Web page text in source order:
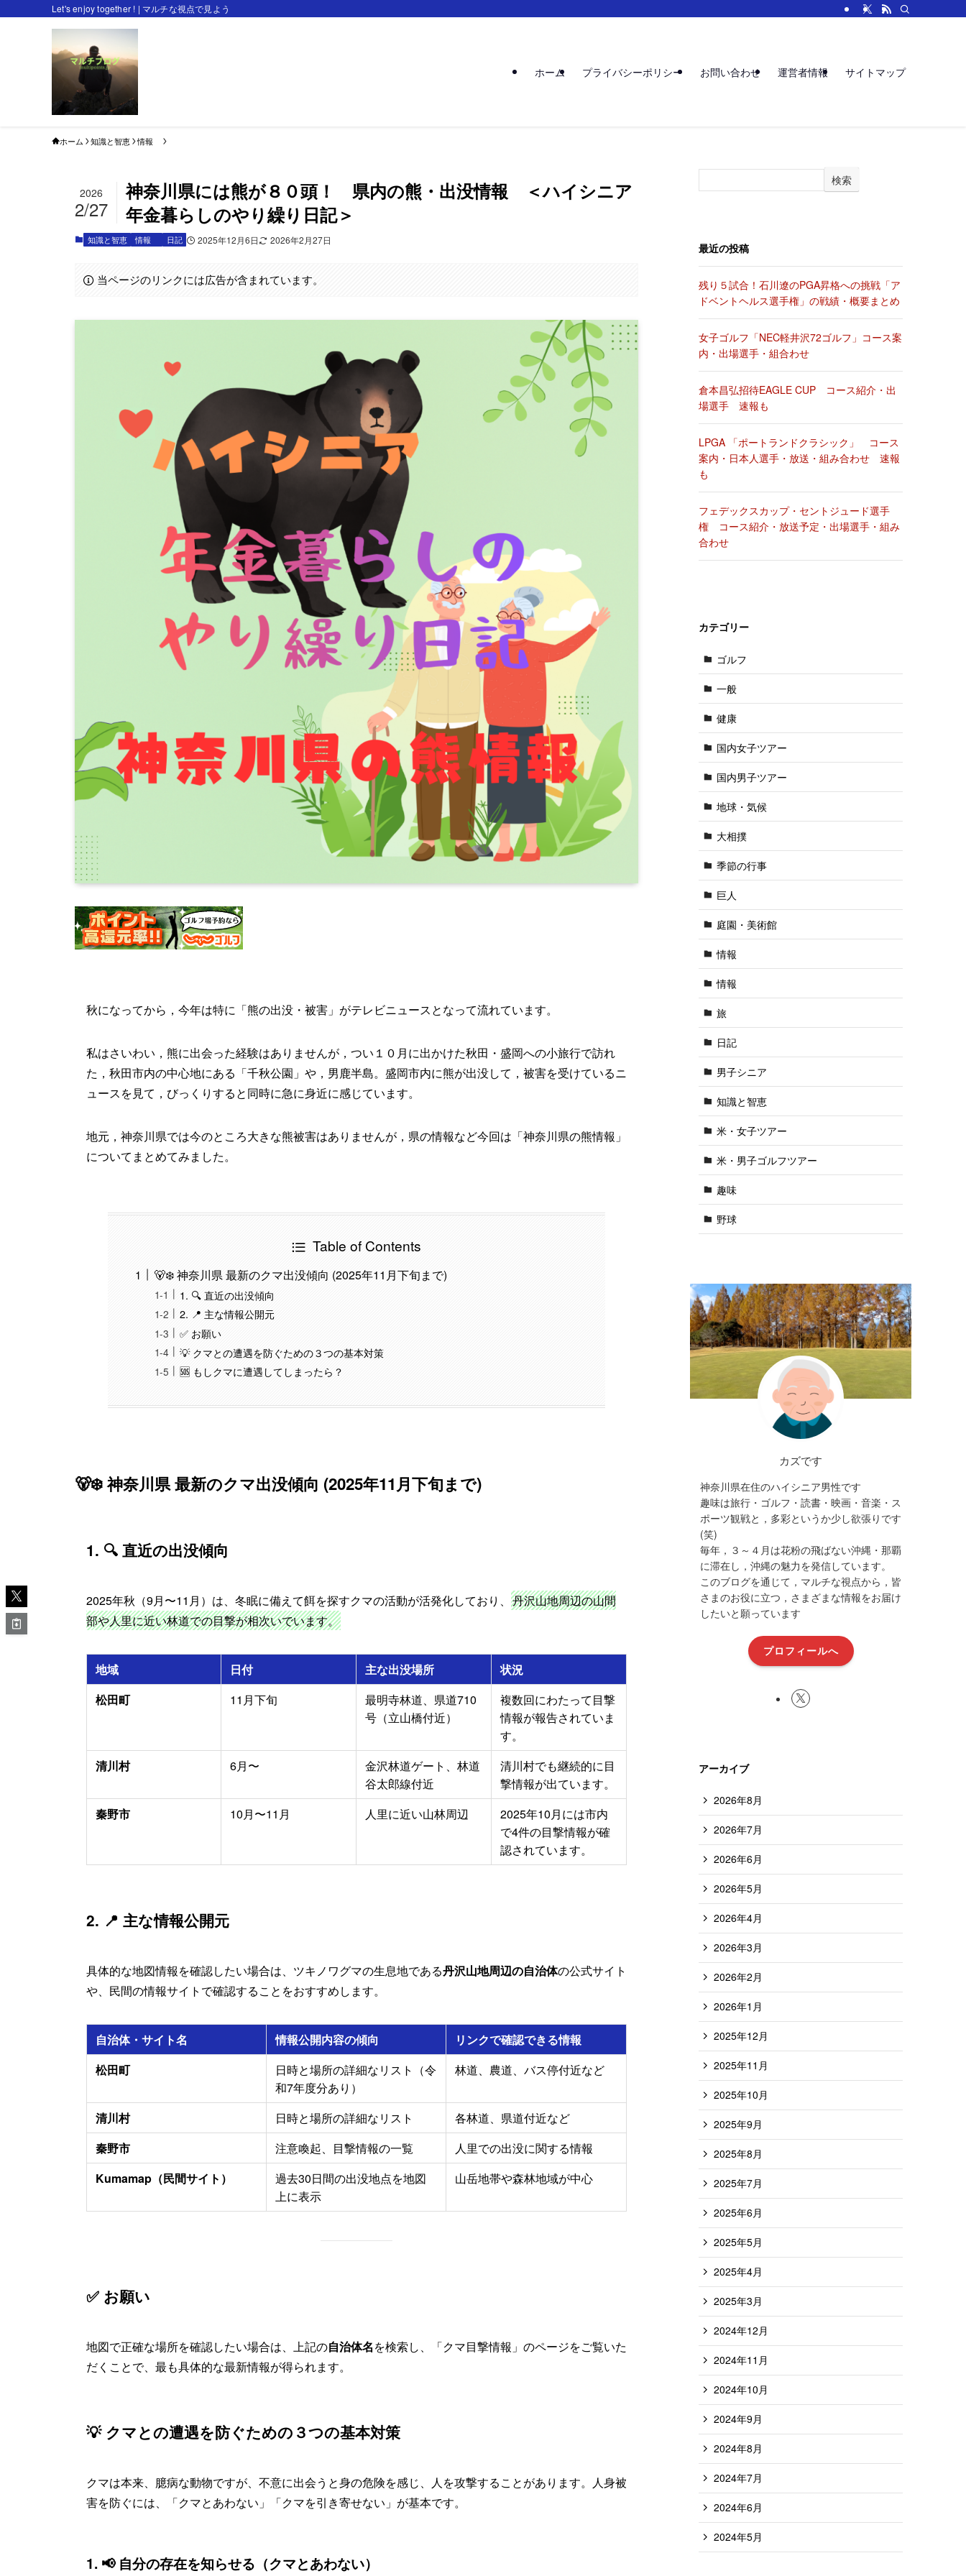
Let's enjoy together ! | マルチな視点で見よう
ホーム プライバシーポリシー お問い合わせ 運営者情報 サイトマップ
ホーム 知識と智恵 情報
神奈川県には熊が８０頭！ 県内の熊・出没情報 ＜ハイシニア
年金暮らしのやり繰り日記＞
2026
2/27
知識と智恵 情報 日記 2025年12月6日 2026年2月27日
当ページのリンクには広告が含まれています。
秋になってから，今年は特に「熊の出没・被害」がテレビニュースとなって流れています。
私はさいわい，熊に出会った経験はありませんが，つい１０月に出かけた秋田・盛岡への小旅行で訪れ
た，秋田市内の中心地にある「千秋公園」や，男鹿半島。盛岡市内に熊が出没して，被害を受けているニ
ュースを見て，びっくりすると同時に急に身近に感じています。
地元，神奈川県では今のところ大きな熊被害はありませんが，県の情報など今回は「神奈川県の熊情報」
についてまとめてみました。
Table of Contents
🐻‍❄️ 神奈川県 最新のクマ出没傾向 (2025年11月下旬まで)
1. 🔍 直近の出没傾向
2. 📍 主な情報公開元
✅ お願い
💡 クマとの遭遇を防ぐための３つの基本対策
🆘 もしクマに遭遇してしまったら？
🐻‍❄️ 神奈川県 最新のクマ出没傾向 (2025年11月下旬まで)
1. 🔍 直近の出没傾向
2025年秋（9月〜11月）は、冬眠に備えて餌を探すクマの活動が活発化しており、 丹沢山地周辺の山間
部や人里に近い林道での目撃が相次いでいます。
地域 日付 主な出没場所
状況
松田町
11月下旬
最明寺林道、県道710
号（立山橋付近）
複数回にわたって目撃
情報が報告されていま
す。
清川村
6月〜
金沢林道ゲート、林道
谷太郎線付近
清川村でも継続的に目
撃情報が出ています。
秦野市
10月〜11月 人里に近い山林周辺
2025年10月には市内
で4件の目撃情報が確
認されています。
2. 📍 主な情報公開元
具体的な地図情報を確認したい場合は、ツキノワグマの生息地である丹沢山地周辺の自治体の公式サイト
や、民間の情報サイトで確認することをおすすめします。
自治体・サイト名 情報公開内容の傾向
リンクで確認できる情報
松田町
日時と場所の詳細なリスト（令
和7年度分あり）
林道、農道、バス停付近など
清川村 日時と場所の詳細なリスト
各林道、県道付近など
秦野市
注意喚起、目撃情報の一覧
人里での出没に関する情報
Kumamap（民間サイト）
過去30日間の出没地点を地図
上に表示
山岳地帯や森林地域が中心
✅ お願い
地図で正確な場所を確認したい場合は、上記の自治体名を検索し、「クマ目撃情報」のページをご覧いた
だくことで、最も具体的な最新情報が得られます。
💡 クマとの遭遇を防ぐための３つの基本対策
クマは本来、臆病な動物ですが、不意に出会うと身の危険を感じ、人を攻撃することがあります。人身被
害を防ぐには、「クマとあわない」「クマを引き寄せない」が基本です。
1. 📢 自分の存在を知らせる（クマとあわない）
検索
最近の投稿
残り５試合！石川遼のPGA昇格への挑戦「ア
ドベントヘルス選手権」の戦績・概要まとめ
女子ゴルフ「NEC軽井沢72ゴルフ」コース案
内・出場選手・組合わせ
倉本昌弘招待EAGLE CUP コース紹介・出
場選手 速報も
LPGA 「ポートランドクラシック」 コース
案内・日本人選手・放送・組み合わせ 速報
も
フェデックスカップ・セントジュード選手
権 コース紹介・放送予定・出場選手・組み
合わせ
カテゴリー
ゴルフ
一般
健康
国内女子ツアー
国内男子ツアー
地球・気候
大相撲
季節の行事
巨人
庭園・美術館
情報
情報
旅
日記
男子シニア
知識と智恵
米・女子ツアー
米・男子ゴルフツアー
趣味
野球
カズです
神奈川県在住のハイシニア男性です
趣味は旅行・ゴルフ・読書・映画・音楽・ス
ポーツ観戦と，多彩というか少し欲張りです
(笑)
毎年，３～４月は花粉の飛ばない沖縄・那覇
に滞在し，沖縄の魅力を発信しています。
このブログを通じて，マルチな視点から，皆
さまのお役に立つ，さまざまな情報をお届け
したいと願っています
プロフィールへ
アーカイブ
2026年8月
2026年7月
2026年6月
2026年5月
2026年4月
2026年3月
2026年2月
2026年1月
2025年12月
2025年11月
2025年10月
2025年9月
2025年8月
2025年7月
2025年6月
2025年5月
2025年4月
2025年3月
2024年12月
2024年11月
2024年10月
2024年9月
2024年8月
2024年7月
2024年6月
2024年5月